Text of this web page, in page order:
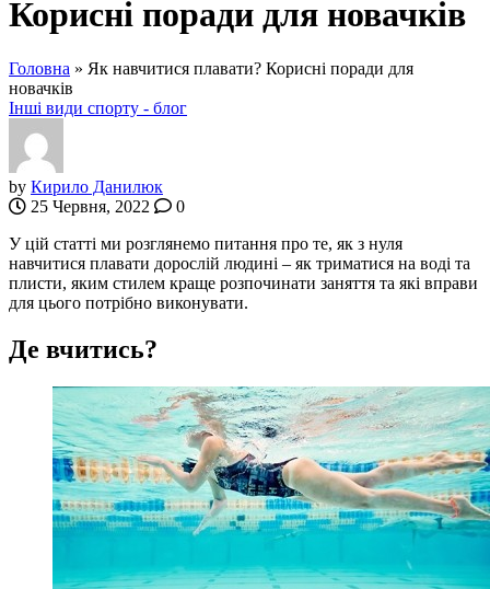
Корисні поради для новачків
Головна » Як навчитися плавати? Корисні поради для
новачків
Інші види спорту - блог
by Кирило Данилюк
25 Червня, 2022
0
У цій статті ми розглянемо питання про те, як з нуля
навчитися плавати дорослій людині – як триматися на воді та
плисти, яким стилем краще розпочинати заняття та які вправи
для цього потрібно виконувати.
Де вчитись?